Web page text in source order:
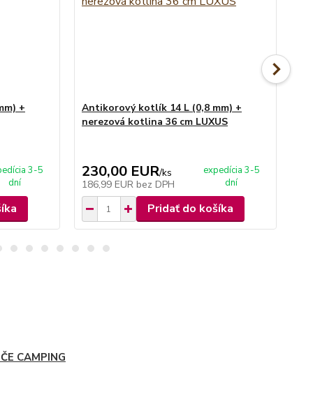
+
3-5
dní
Antikorový kotlík 14 L (0,8 mm) +
nerezová kotlina 36 cm LUXUS
230,00 EUR/ks
186,99 EUR bez DPH
expedícia 3-5
dní
Pridať do košíka
CAMPING